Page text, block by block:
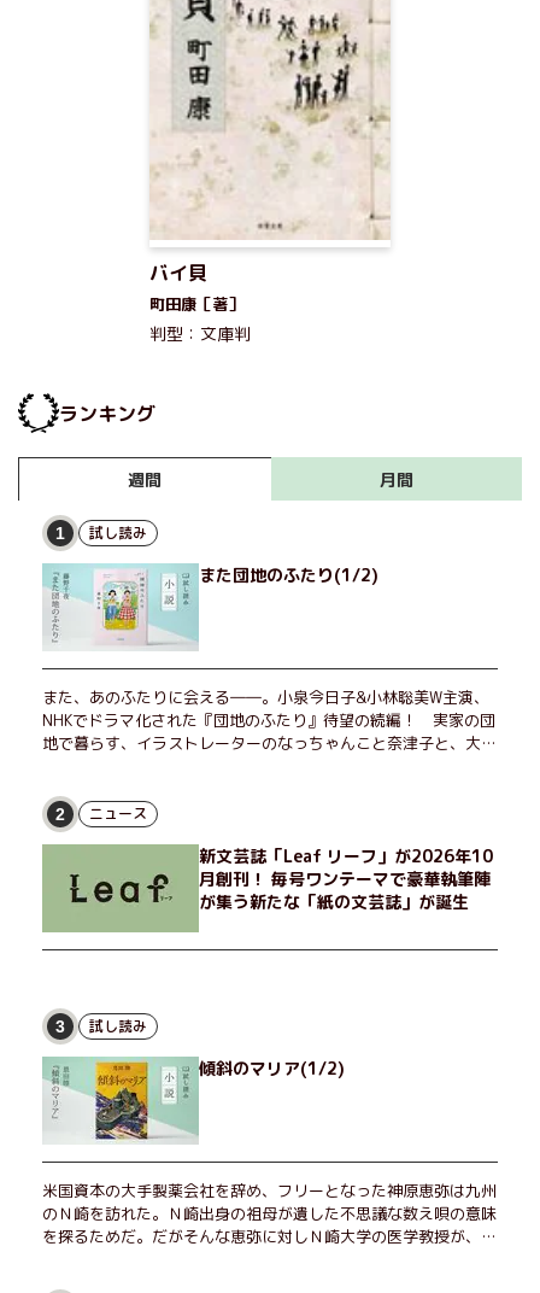
バイ貝
町田康［著］
判型：文庫判
ランキング
週間 月間
1 試し読み
また団地のふたり(1/2)
また、あのふたりに会える――。小泉今日子&小林聡美W主演、
NHKでドラマ化された『団地のふたり』待望の続編！ 実家の団
地で暮らす、イラストレーターのなっちゃんこと奈津子と、大学
げたり、部屋でふたりだけの「台湾映画祭」を催したり。50代
独身、幼なじみの変わらぬ友情とささやかな幸せの日々を描く。
2 ニュース
新文芸誌「Leaf リーフ」が2026年10
月創刊！ 毎号ワンテーマで豪華執筆陣
が集う新たな「紙の文芸誌」が誕生
3 試し読み
傾斜のマリア(1/2)
米国資本の大手製薬会社を辞め、フリーとなった神原恵弥は九州
のＮ崎を訪れた。Ｎ崎出身の祖母が遺した不思議な数え唄の意味
を探るためだ。だがそんな恵弥に対しＮ崎大学の医学教授が、米